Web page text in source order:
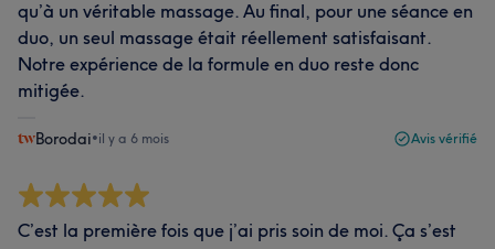
qu’à un véritable massage. Au final, pour une séance en
duo, un seul massage était réellement satisfaisant.
Notre expérience de la formule en duo reste donc
mitigée.
Borodai•il y a 6 mois Avis vérifié
C’est la première fois que j’ai pris soin de moi. Ça s’est